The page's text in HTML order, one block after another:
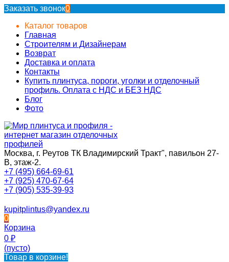
Заказать звонок0
Каталог товаров
Главная
Строителям и Дизайнерам
Возврат
Доставка и оплата
Контакты
Купить плинтуса, пороги, уголки и отделочный
профиль. Оплата с НДС и БЕЗ НДС
Блог
Фото
Москва, г. Реутов ТК Владимирский Тракт", павильон 27-
В, этаж-2.
+7 (495) 664-69-61
+7 (925) 470-67-64
+7 (905) 535-39-93
kupitplintus@yandex.ru
0
Корзина
0 ₽
(пусто)
Товар в корзине!